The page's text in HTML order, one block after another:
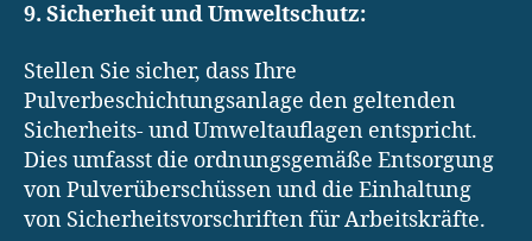
9. Sicherheit und Umweltschutz:
Stellen Sie sicher, dass Ihre
Pulverbeschichtungsanlage den geltenden
Sicherheits- und Umweltauflagen entspricht.
Dies umfasst die ordnungsgemäße Entsorgung
von Pulverüberschüssen und die Einhaltung
von Sicherheitsvorschriften für Arbeitskräfte.